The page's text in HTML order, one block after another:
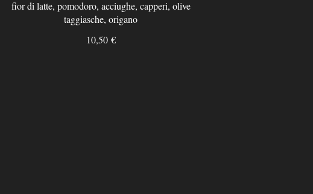
fior di latte, pomodoro, acciughe, capperi, olive
taggiasche, origano
10,50 €